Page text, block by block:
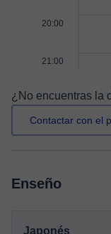
20:00
21:00
¿No encuentras la
Contactar con el
Enseño
Japonés